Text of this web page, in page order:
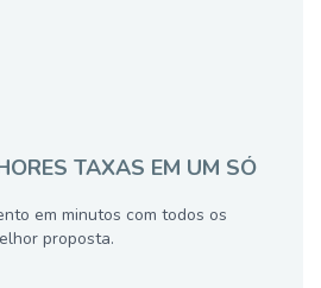
TAXAS EM UM SÓ
em minutos com todos os
proposta.